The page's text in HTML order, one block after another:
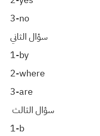
3-no
سؤال الثاني
1-by
2-where
3-are
سؤال الثالث
1-b